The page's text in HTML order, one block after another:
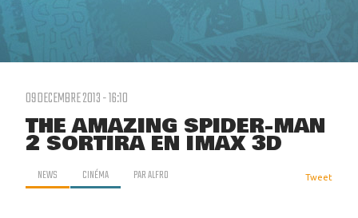
09 DECEMBRE 2013 - 16:10
THE AMAZING SPIDER-MAN
2 SORTIRA EN IMAX 3D
NEWS CINÉMA PARALFRO Tweet